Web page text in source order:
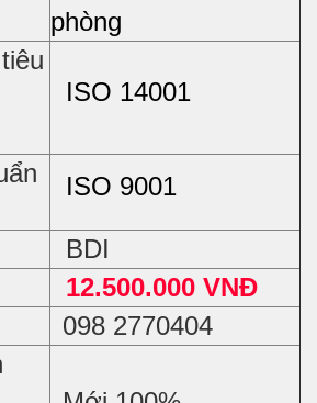
phòng
ISO 14001
ISO 9001
BDI
12.500.000 VNĐ
098 2770404